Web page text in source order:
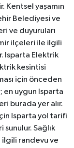
Kentsel yaşamın
Belediyesi ve
ve duyuruları
ilçeleri ile ilgili
Isparta Elektrik
kesintisi
için önceden
en uygun Isparta
burada yer alır.
Isparta yol tarifi
Sağlık
ilgili randevu ve